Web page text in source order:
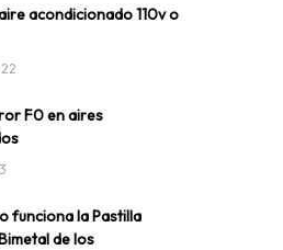
acondicionado 110v o
F0 en aires
funciona la Pastilla
de los